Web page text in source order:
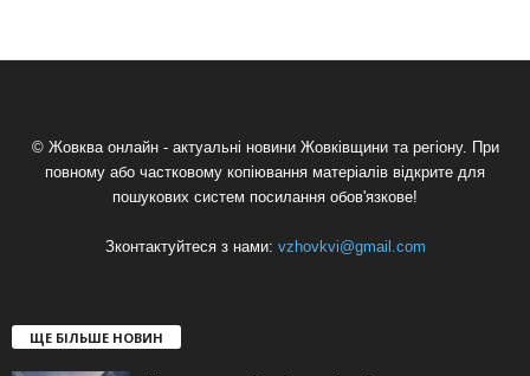
© Жовква онлайн - актуальні новини Жовківщини та регіону. При
повному або частковому копіювання матеріалів відкрите для
пошукових систем посилання обов'язкове!
Зконтактуйтеся з нами: vzhovkvi@gmail.com
ЩЕ БІЛЬШЕ НОВИН